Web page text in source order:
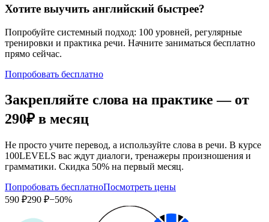
Хотите выучить английский быстрее?
Попробуйте системный подход: 100 уровней, регулярные
тренировки и практика речи. Начните заниматься бесплатно
прямо сейчас.
Попробовать бесплатно
Закрепляйте слова на практике — от
290₽ в месяц
Не просто учите перевод, а используйте слова в речи. В курсе
100LEVELS вас ждут диалоги, тренажеры произношения и
грамматики. Скидка 50% на первый месяц.
Попробовать бесплатноПосмотреть цены
590 ₽290 ₽−50%